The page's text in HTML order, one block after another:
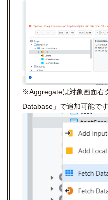
※Aggregateは対象画面右
Database」で追加可能です